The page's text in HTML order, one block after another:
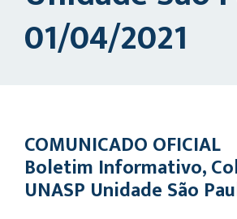
01/04/2021
COMUNICADO OFICIAL
Boletim Informativo,
UNASP Unidade São